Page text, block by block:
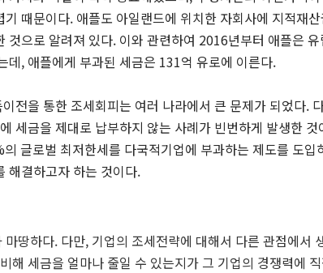
기 때문이다. 애플도 아일랜드에 위치한 자회사에 지적재
것으로 알려져 있다. 이와 관련하여 2016년부터 애플은
데, 애플에게 부과된 세금은 131억 유로에 이른다.
전을 통한 조세회피는 여러 나라에서 큰 문제가 되었다.
세금을 제대로 납부하지 않는 사례가 빈번하게 발생한
글로벌 최저한세를 다국적기업에 부과하는 제도를 도입
해결하고자 하는 것이다.
마땅하다. 다만, 기업의 조세전략에 대해서 다른 관점에서
해 세금을 얼마나 줄일 수 있는지가 그 기업의 경쟁력에